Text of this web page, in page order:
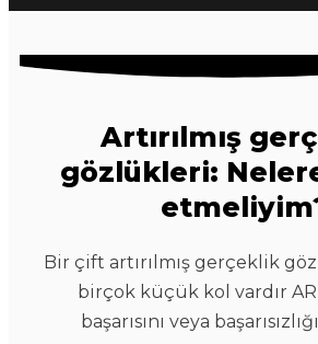
Artırılmış
gözlükleri:
Bir çift artırılmış gerçeklik
birçok küçük kol vardır
başarısını veya